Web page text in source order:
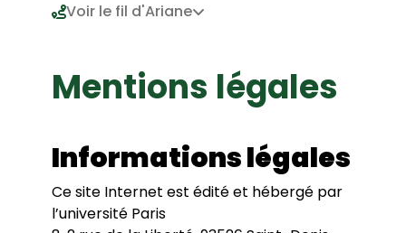
UFR
Historique
Publications
Contacts
Histoire
Littérature française, francophone et
comparée
Recherche
Les équipes de recherche
S’inscrire en doctorat
Voir le fil d'Ariane
Mentions légales
Informations légales
Ce site Internet est édité et hébergé par
l’université Paris